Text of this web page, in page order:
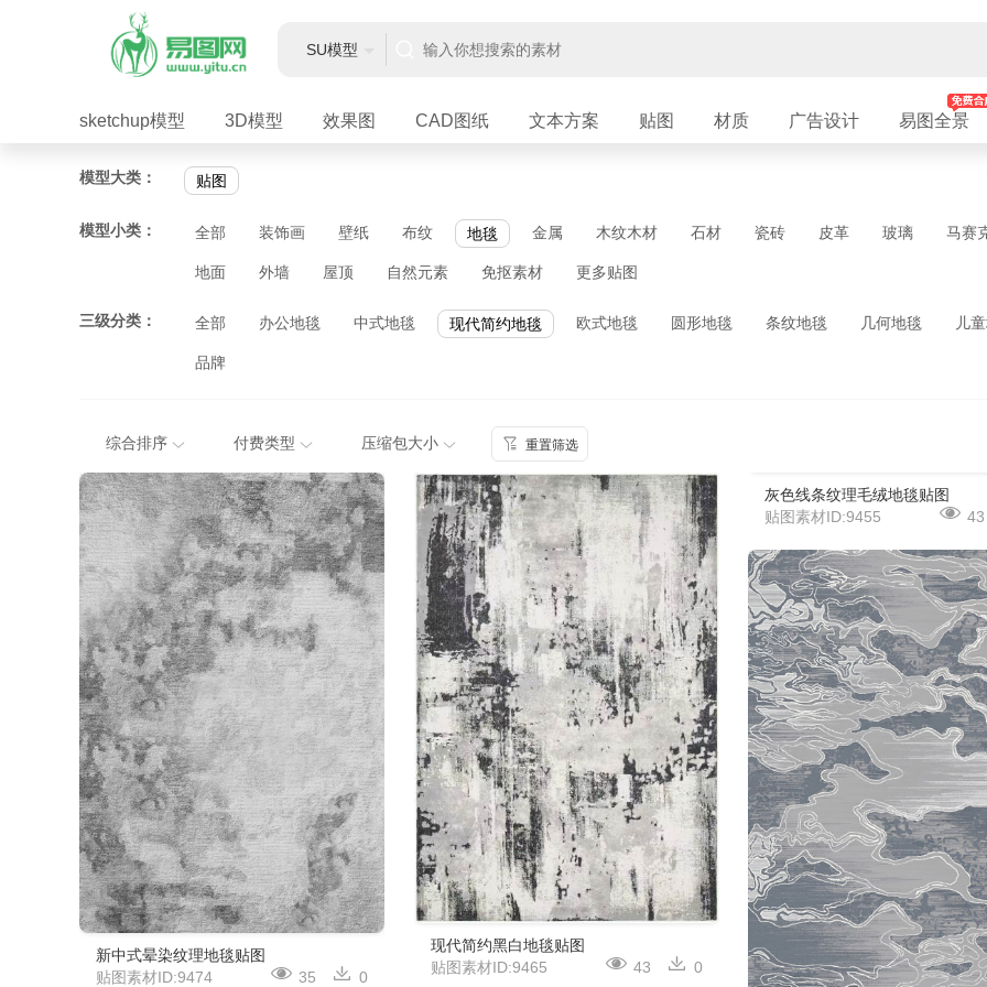
SU模型
sketchup模型 3D模型 效果图 CAD图纸 文本方案 贴图 材质 广告设计 易图全景
模型大类： 贴图
模型小类： 全部 装饰画 壁纸 布纹 地毯 金属 木纹木材 石材 瓷砖 皮革 玻璃 马赛
地面 外墙 屋顶 自然元素 免抠素材 更多贴图
三级分类： 全部 办公地毯 中式地毯 现代简约地毯 欧式地毯 圆形地毯 条纹地毯 几何地毯 儿
品牌
综合排序 付费类型 压缩包大小 重置筛选
新中式晕染纹理地毯贴图
贴图素材ID:9474
35 0
现代简约黑白地毯贴图
贴图素材ID:9465
43 0
灰色线条纹理毛绒地毯贴图
贴图素材ID:9455
43